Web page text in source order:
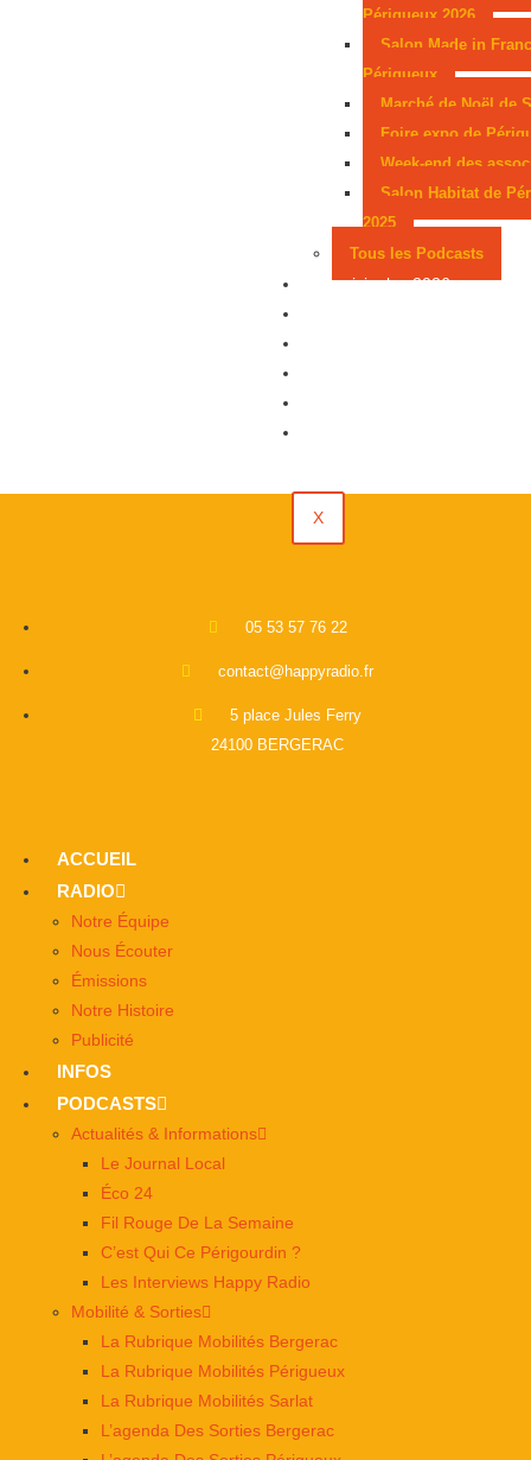
Périgueux 2026
Salon Made in
Périgueux
Marché de Noël de
Foire expo de
Week-end des
Salon Habitat de
2025
Tous les Podcasts
Municipales 2026
X
05 53 57 76 22
contact@happyradio.fr
5 place Jules Ferry
24100 BERGERAC
ACCUEIL
RADIO
Notre Équipe
Nous Écouter
Émissions
Notre Histoire
Publicité
INFOS
PODCASTS
Actualités & Informations
Le Journal Local
Éco 24
Fil Rouge De La Semaine
C’est Qui Ce Périgourdin ?
Les Interviews Happy Radio
Mobilité & Sorties
La Rubrique Mobilités Bergerac
La Rubrique Mobilités Périgueux
La Rubrique Mobilités Sarlat
L’agenda Des Sorties Bergerac